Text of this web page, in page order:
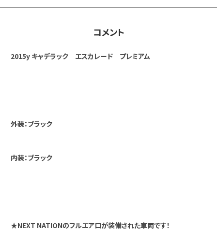
コメント
2015y キャデラック エスカレード プレミアム
外装：ブラック
内装：ブラック
★NEXT NATIONのフルエアロが装備された車両です！